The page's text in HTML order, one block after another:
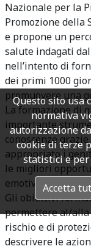
Nazionale per la
Promozione della
e propone un
salute indagati
nell’intento di
dei primi 1000
promuovere una
La formazione di
importante
conoscenze
appropriato i
le migliori
emotivo,
Gli obiettivi
permettere al/
rischio e di
descrivere le
Questo sito usa
normativa
autorizzazione
cookie di terze
statistici e
Accetta